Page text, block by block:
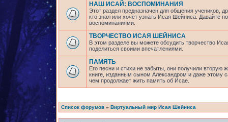
НАШ ИСАЙ: ВОСПОМИНАНИЯ
Этот раздел предназначен для общения учеников,
кто знал или хочет узнать Исая Шейниса. Давайте
воспоминаниями.
ТВОРЧЕСТВО ИСАЯ ШЕЙНИСА
В этом разделе вы можете обсудить творчество
поделиться своими впечатлениями.
ПАМЯТЬ
Его песни и стихи не забыты, они получили вторую
книге, изданным сыном Александром и даже этому
чем продолжает жить память об Исае.
Список форумов » Виртуальный мир Исая Шейниса